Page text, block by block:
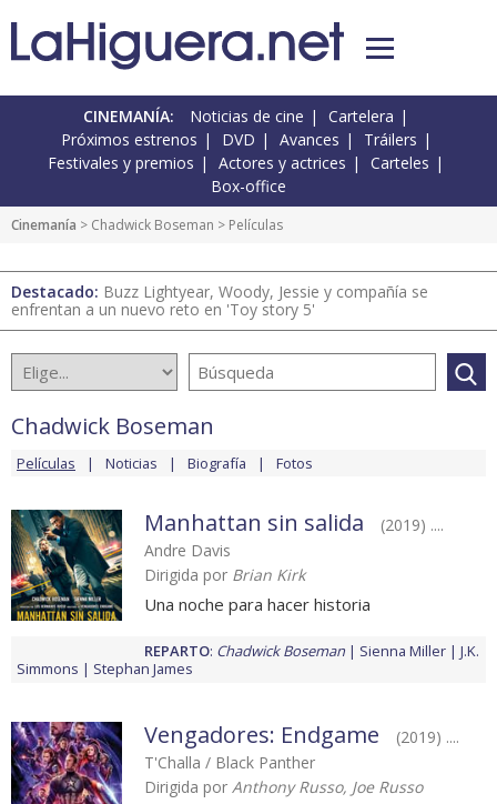
CINEMANÍA: Noticias de cine
Cartelera
Próximos estrenos
DVD Avances
Tráilers
Festivales y premios
Actores y actrices
Carteles
Box-office
Cinemanía > Chadwick Boseman > Películas
Destacado: Buzz Lightyear, Woody, Jessie y compañía se
enfrentan a un nuevo reto en 'Toy story 5'
Chadwick Boseman
Películas Noticias Biografía Fotos
Manhattan sin salida
(2019) ....
Andre Davis
Dirigida por Brian Kirk
Una noche para hacer historia
REPARTO: Chadwick Boseman Sienna Miller
J.K.
Simmons
Stephan James
Vengadores: Endgame
(2019) ....
T'Challa / Black Panther
Dirigida por Anthony Russo, Joe Russo